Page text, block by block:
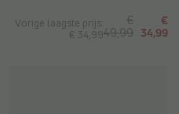
Vorige laagste prijs:
€ 34,99
€
49,99
€
34,99